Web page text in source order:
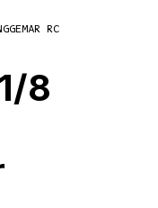
8 Nitro 4WD Off-
RC
8